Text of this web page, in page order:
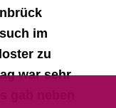
im
zu
war sehr
gab neben